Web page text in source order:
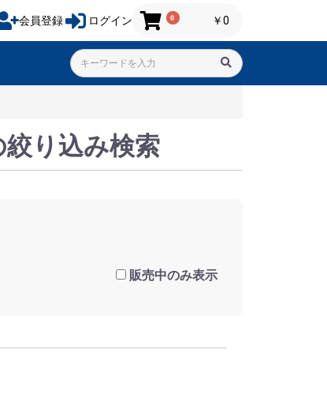
会員登録 ログイン 0 ￥0
り込み検索
販売中のみ表示